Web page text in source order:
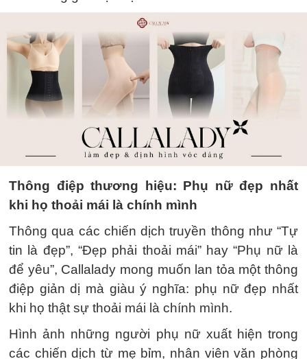
Thông điệp thương hiệu: Phụ nữ đẹp nhất
khi họ thoải mái là chính mình
Thông qua các chiến dịch truyền thông như “Tự
tin là đẹp”, “Đẹp phải thoải mái” hay “Phụ nữ là
để yêu”, Callalady mong muốn lan tỏa một thông
điệp giản dị mà giàu ý nghĩa: phụ nữ đẹp nhất
khi họ thật sự thoải mái là chính mình.
Hình ảnh những người phụ nữ xuất hiện trong
các chiến dịch từ mẹ bỉm, nhân viên văn phòng